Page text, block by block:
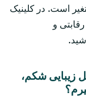
۱.۴ تا ۶.۰۰۰ لیره متغیر است. در کلینیک
و
زیبایی شکم،